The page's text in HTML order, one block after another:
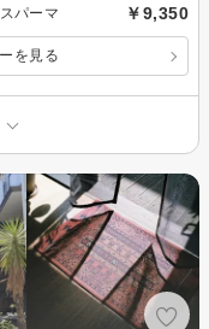
パーマ ￥9,350
を見る